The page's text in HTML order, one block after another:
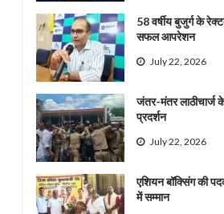
58 वर्षीय बुजुर्ग के
सफल आपरेशन
July 22, 2026
जंतर-मंतर लाठीचार्ज
प्रदर्शन
July 22, 2026
एशियन बॉक्सिंग की
में सम्मान